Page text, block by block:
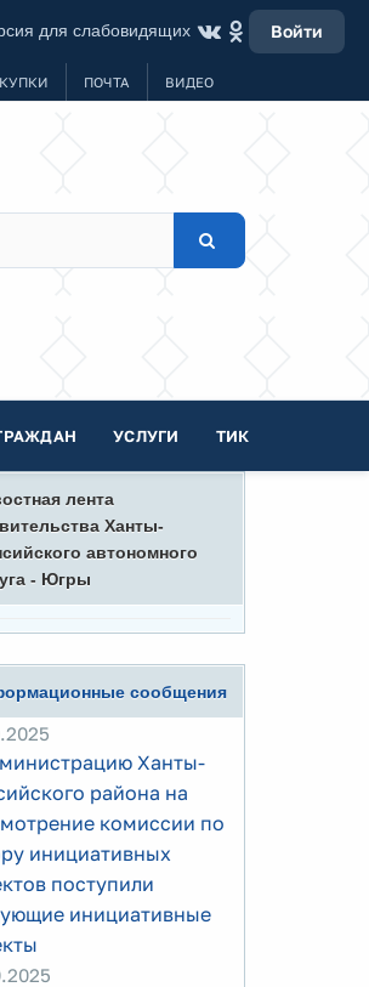
для слабовидящих Войти
ПОЧТА ВИДЕО
УСЛУГИ ТИК
лента
Ханты-
автономного
- Югры
сообщения
Ханты-
района на
комиссии по
инициативных
поступили
инициативные